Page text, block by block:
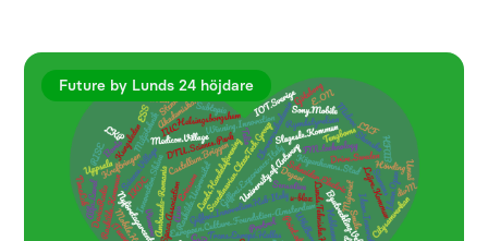
Future by Lunds 24 höjdare